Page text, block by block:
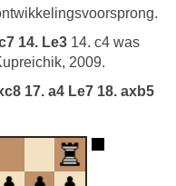
14. Le3 14. c4 was
2009.
17. a4 Le7 18. axb5